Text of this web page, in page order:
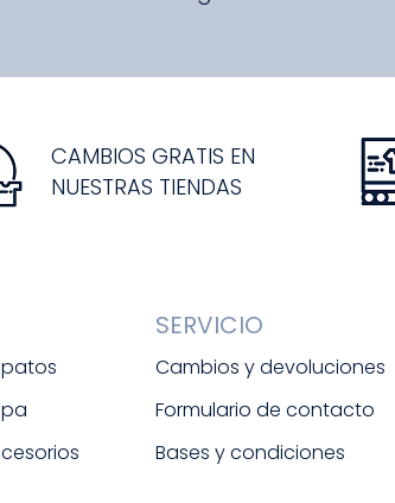
CAMBIOS GRATIS EN
NUESTRAS TIENDAS
SERVICIO
Cambios y devoluciones
Formulario de contacto
Bases y condiciones